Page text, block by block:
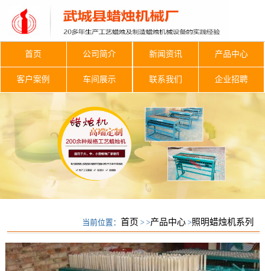
首页 公司简介 新闻资讯 产品中心
客户案例 车间展示 联系我们 企业招聘
当前位置： 首页 > >产品中心 >照明蜡烛机系列
照明蜡烛机系列